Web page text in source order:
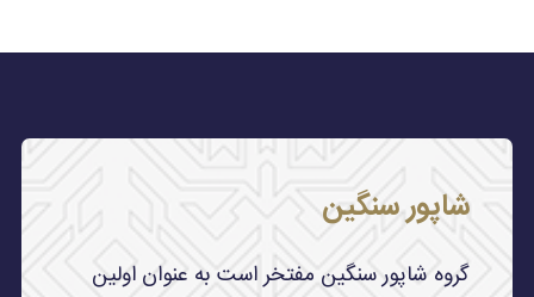
شاپور سنگین
گروه شاپور سنگین مفتخر است به عنوان اولین